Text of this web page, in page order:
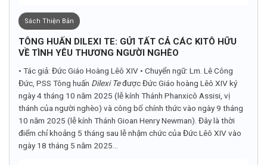
Sách Thiện Bản
TÔNG HUẤN DILEXI TE: GỬI TẤT CẢ CÁC KITÔ HỮU
VỀ TÌNH YÊU THƯƠNG NGƯỜI NGHÈO
• Tác giả: Đức Giáo Hoàng Lêô XIV • Chuyển ngữ: Lm. Lê Công
Đức, PSS Tông huấn Dilexi Teđược Đức Giáo hoàng Lêô XIV ký
ngày 4 tháng 10 năm 2025 (lễ kính Thánh Phanxicô Assisi, vị
thánh của người nghèo) và công bố chính thức vào ngày 9 tháng
10 năm 2025 (lễ kính Thánh Gioan Henry Newman). Đây là thời
điểm chỉ khoảng 5 tháng sau lễ nhậm chức của Đức Lêô XIV vào
ngày 18 tháng 5 năm 2025...